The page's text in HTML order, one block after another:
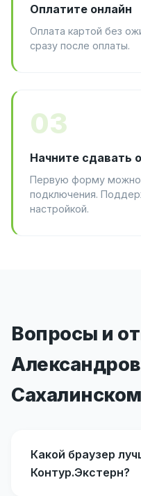
Оплатите онлайн
Оплата картой без
сразу после оплаты.
03
Начните сдавать
Первую форму можно
подключения.
настройкой.
Вопросы и
Сахалинском
Какой браузер
Контур.Экстерн?